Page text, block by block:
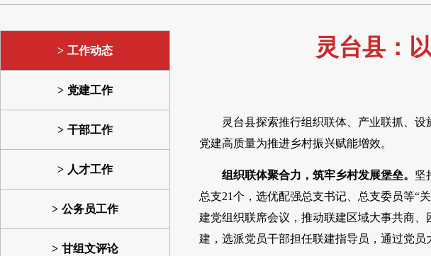
工作动态
党建工作
干部工作
人才工作
公务员工作
甘组文评论
灵台县：
灵台县探索推行组织联体、产业联抓、
党建高质量为推进乡村振兴赋能增效。
组织联体聚合力，筑牢乡村发展堡垒。 坚
总支21个，选优配强总支书记、总支委员等“
建党组织联席会议，推动联建区域大事共商
建，选派党员干部担任联建指导员，通过党